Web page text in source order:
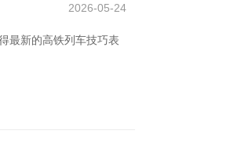
2026-05-24
最新的高铁列车技巧表